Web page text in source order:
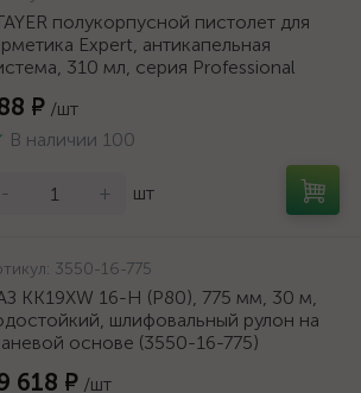
полукорпусной пистолет для
Expert, антикапельная
310 мл, серия Professional
₽ /шт
В наличии 100
- + шт
3550-16-775
KK19XW 16-H (Р80), 775 мм, 30 м,
шлифовальный рулон на
основе (3550-16-775)
618 ₽ /шт